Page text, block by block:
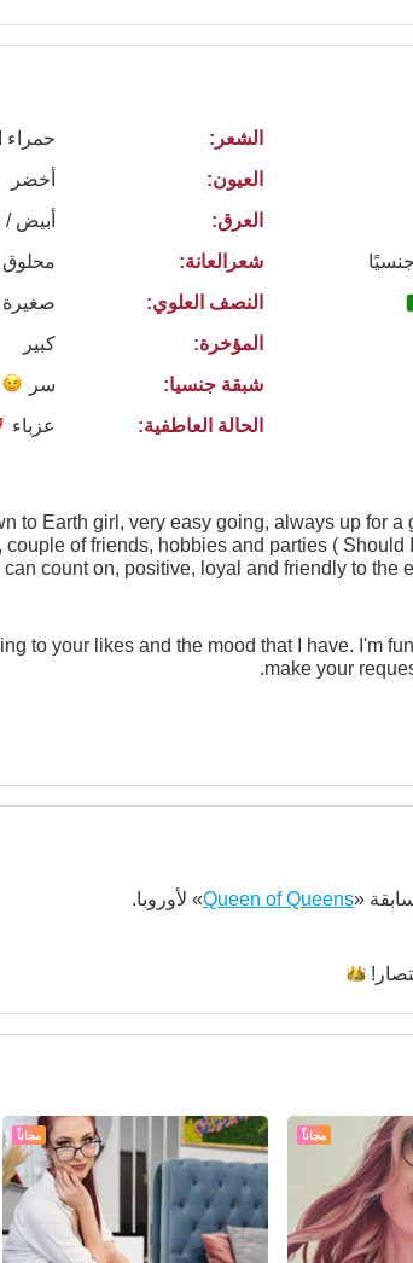
الشعر:
حمراء
العيون:
أخضر
العرق:
أبيض
شعرالعانة:
محلوق
النصف العلوي:
صغيرة
المؤخرة:
كبير
شبقة جنسيا:
سر
الحالة العاطفية:
عزباء
to Earth girl, very easy going, always up for
of friends, hobbies and parties (
count on, positive, loyal and friendly to the
lover and
to your likes and the mood that I have. I'm
make your
«
Queen of Queens» لأوروبا.
مجاناً مجاناً